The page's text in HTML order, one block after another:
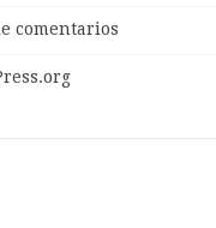
comentarios